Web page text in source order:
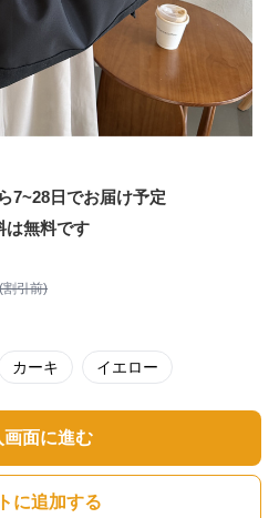
7~28日でお届け予定
は無料です
引前)
カーキ イエロー
画面に進む
に追加する